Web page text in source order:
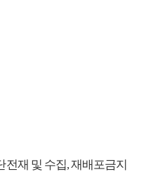
전재 및 수집, 재배포금지